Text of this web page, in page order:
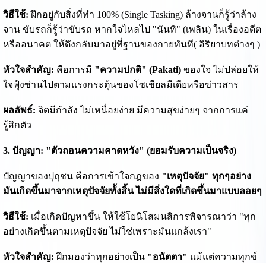
วิธีใช้: ฝึกอยู่กับสิ่งที่ทำ 100% (Single Tasking) ล้างจานก็รู้ว่าล้าง
จาน ขับรถก็รู้ว่าขับรถ หากใจไหลไป "นันทิ" (เพลิน) ในเรื่องอดีต
หรืออนาคต ให้ดึงกลับมาอยู่ที่ฐานของกายทันที( อิริยาบทต่างๆ )
หัวใจสำคัญ: คือการมี "ความปกติ" (Pakati)ของใจ ไม่ปล่อยให้
ใจฟุ้งซ่านไปตามแรงกระตุ้นของโซเชียลมีเดียหรือข่าวสาร
ผลลัพธ์: จิตมีกำลัง ไม่เหนื่อยง่าย มีความสุขง่ายๆ จากการแค่
รู้สึกตัว
3. ปัญญา: "ตัวถอนความคาดหวัง" (ยอมรับความเป็นจริง)
ปัญญาของปุถุชน คือการเข้าใจกฎของ "เหตุปัจจัย" ทุกๆอย่าง
มันเกิดขึ้นมาจากเหตุปัจจัยทั้งสิ้น ไม่มีสิ่งใดที่เกิดขึ้นมาแบบลอยๆ
วิธีใช้: เมื่อเกิดปัญหาขึ้น ให้ใช้โยนิโสมนสิการพิจารณาว่า "ทุก
อย่างเกิดขึ้นตามเหตุปัจจัย ไม่ใช่เพราะมันแกล้งเรา"
หัวใจสำคัญ: ฝึกมองว่าทุกอย่างเป็น "อนัตตา" แม้แต่ความทุกข์